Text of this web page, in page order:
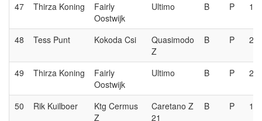
47 Thirza Koning
Fairly
Oostwijk
Ultimo B P 1e
48 Tess Punt Kokoda Csi
Quasimodo
Z
B P 2e
49 Thirza Koning
Fairly
Oostwijk
Ultimo B P 2e
50 Rik Kuilboer
Ktg Cermus
Z
Caretano Z
21
B P 1e